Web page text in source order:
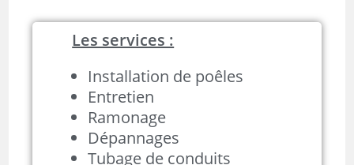
Les services :
Installation de poêles
Entretien
Ramonage
Dépannages
Tubage de conduits